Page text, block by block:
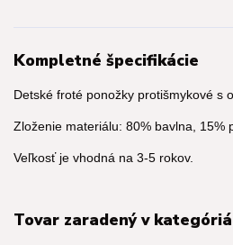
Kompletné špecifikácie
Detské froté ponožky protišmykové s
Zloženie materiálu: 80% bavlna, 15%
Veľkosť je vhodná na 3-5 rokov.
Tovar zaradený v